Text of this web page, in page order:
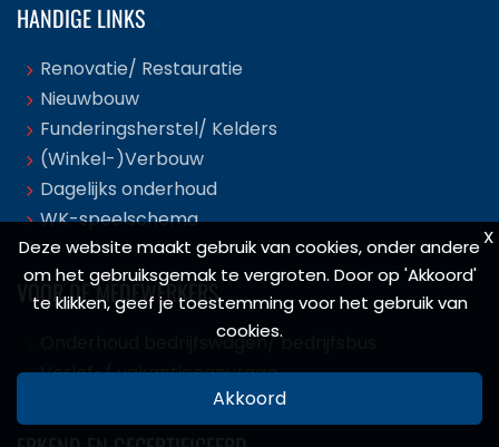
Deze website maakt gebruik van cookies, onder andere
om het gebruiksgemak te vergroten. Door op 'Akkoord'
te klikken, geef je toestemming voor het gebruik van
cookies.
Akkoord
X
HANDIGE LINKS
Renovatie/ Restauratie
Nieuwbouw
Funderingsherstel/ Kelders
(Winkel-)Verbouw
Dagelijks onderhoud
WK-speelschema
VOOR DE MEDEWERKERS
Onderhoud bedrijfswagen/ bedrijfsbus
Verlof-/ vakantieaanvraag
Deze website maakt gebruik van cookies, onder andere
om het gebruiksgemak te vergroten. Door op 'Akkoord'
te klikken, geef je toestemming voor het gebruik van
cookies.
Akkoord
X